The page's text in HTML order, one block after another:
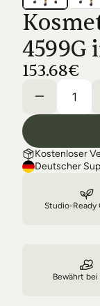
Luxmer
Orders &
Shipping &
4599G
153.68€
Kostenloser
Deutscher
Studio-Ready
Bewährt bei